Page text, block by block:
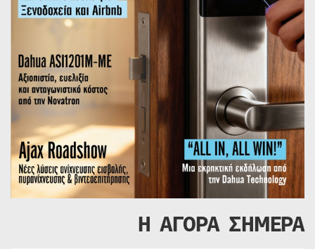
Η ΑΓΟΡΑ ΣΗΜΕΡΑ